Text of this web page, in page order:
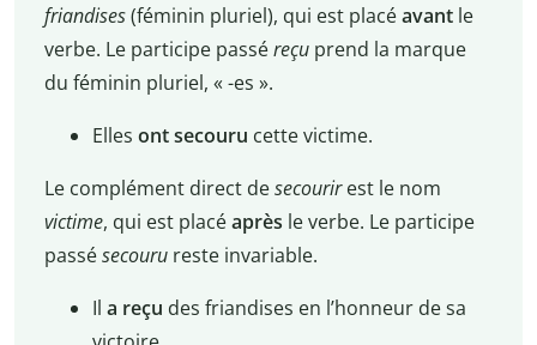
friandises(féminin pluriel), qui est placéavant le
verbe. Le participe passéreçuprend la marque
du féminin pluriel, « -es ».
Elles ont secouru cette victime.
Le complément direct desecourirest le nom
victime, qui est placéaprès le verbe. Le participe
passésecourureste invariable.
Il a reçu des friandises en l’honneur de sa